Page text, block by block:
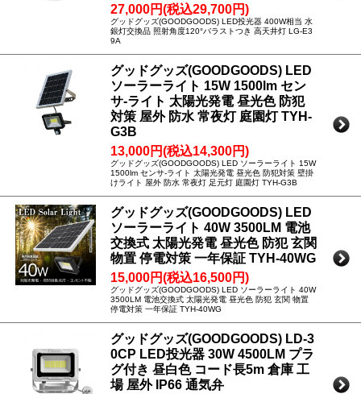
27,000円(税込29,700円)
グッドグッズ(GOODGOODS) LED投光器 400W相当 水
銀灯交換品 照射角度120°バラストつき 高天井灯 LG-E3
9A
グッドグッズ(GOODGOODS) LED
ソーラーライト 15W 1500lm セン
サ-ライト 太陽光発電 昼光色 防犯
対策 屋外 防水 常夜灯 庭園灯 TYH-
G3B
13,000円(税込14,300円)
グッドグッズ(GOODGOODS) LED ソーラーライト 15W
1500lm センサ-ライト 太陽光発電 昼光色 防犯対策 壁掛
けライト 屋外 防水 常夜灯 足元灯 庭園灯 TYH-G3B
グッドグッズ(GOODGOODS) LED
ソーラーライト 40W 3500LM 電池
交換式 太陽光発電 昼光色 防犯 玄関
物置 停電対策 一年保証 TYH-40WG
15,000円(税込16,500円)
グッドグッズ(GOODGOODS) LED ソーラーライト 40W
3500LM 電池交換式 太陽光発電 昼光色 防犯 玄関 物置
停電対策 一年保証 TYH-40WG
グッドグッズ(GOODGOODS) LD-3
0CP LED投光器 30W 4500LM プラ
グ付き 昼白色 コード長5m 倉庫 工
場 屋外 IP66 通気弁